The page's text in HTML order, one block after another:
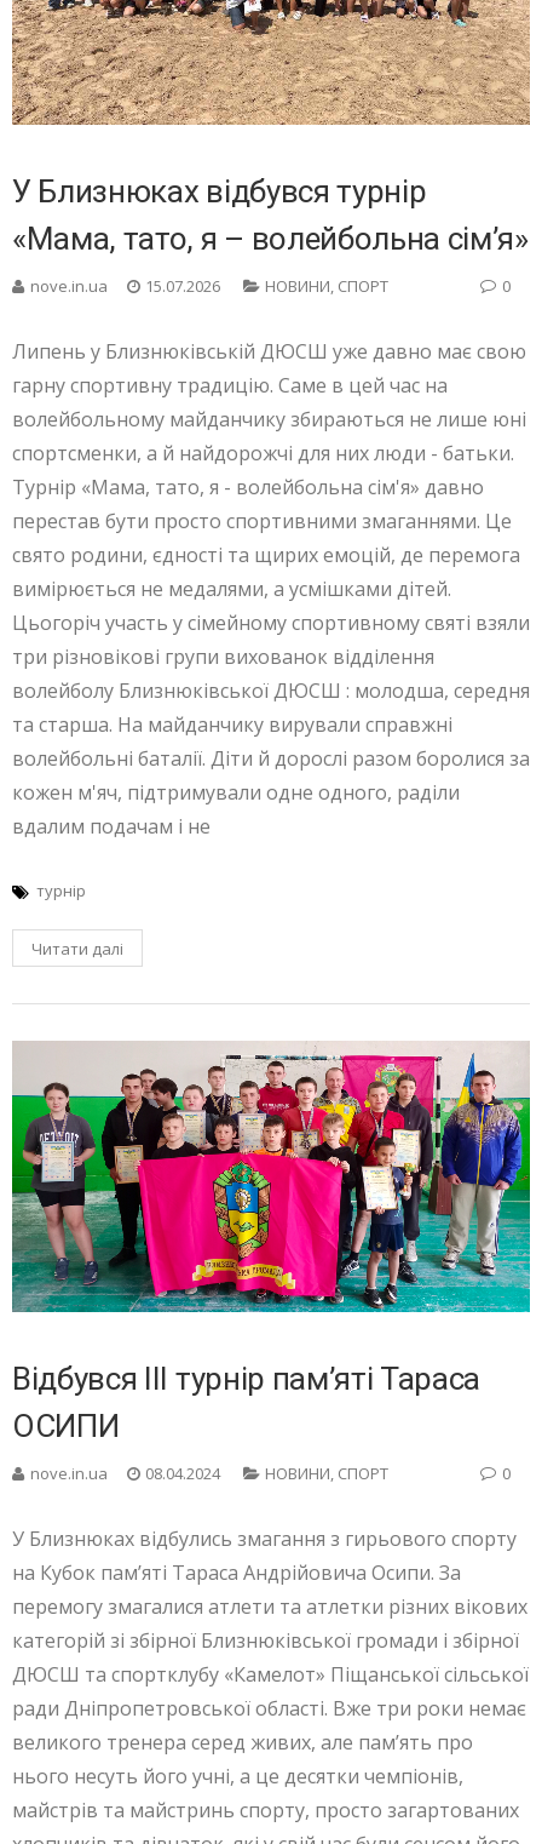
У Близнюках відбувся турнір
«Мама, тато, я – волейбольна сім’я»
nove.in.ua 15.07.2026 НОВИНИ СПОРТ 0
Липень у Близнюківській ДЮСШ уже давно має свою
гарну спортивну традицію. Саме в цей час на
волейбольному майданчику збираються не лише юні
спортсменки, а й найдорожчі для них люди - батьки.
Турнір «Мама, тато, я - волейбольна сім'я» давно
перестав бути просто спортивними змаганнями. Це
свято родини, єдності та щирих емоцій, де перемога
вимірюється не медалями, а усмішками дітей.
Цьогоріч участь у сімейному спортивному святі взяли
три різновікові групи вихованок відділення
волейболу Близнюківської ДЮСШ : молодша, середня
та старша. На майданчику вирували справжні
волейбольні баталії. Діти й дорослі разом боролися за
кожен м'яч, підтримували одне одного, раділи
вдалим подачам і не
турнір
Читати далі
Відбувся ІІІ турнір пам’яті Тараса
ОСИПИ
nove.in.ua 08.04.2024 НОВИНИ, СПОРТ 0
У Близнюках відбулись змагання з гирьового спорту
на Кубок пам’яті Тараса Андрійовича Осипи. За
перемогу змагалися атлети та атлетки різних вікових
категорій зі збірної Близнюківської громади і збірної
ДЮСШ та спортклубу «Камелот» Піщанської сільської
ради Дніпропетровської області. Вже три роки немає
великого тренера серед живих, але пам’ять про
нього несуть його учні, а це десятки чемпіонів,
майстрів та майстринь спорту, просто загартованих